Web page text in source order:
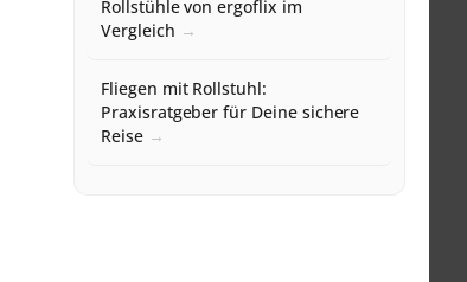
Rollstühle von ergoflix im
Vergleich
Fliegen mit Rollstuhl:
Praxisratgeber für Deine sichere
Reise